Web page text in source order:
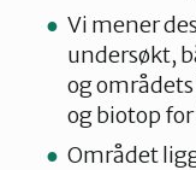
Vi mener
undersøkt,
og
og biotop
Området